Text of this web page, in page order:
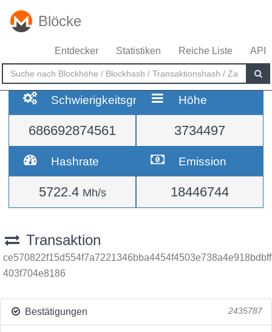
Blöcke
Entdecker Statistiken Reiche Liste API
Schwierigkeitsgrad
686692874561
Höhe
3734497
Hashrate
5722.4 Mh/s
Emission
18446744
Transaktion
ce570822f15d554f7a7221346bba4454f4503e738a4e918bdbff
403f704e8186
Bestätigungen 2435787